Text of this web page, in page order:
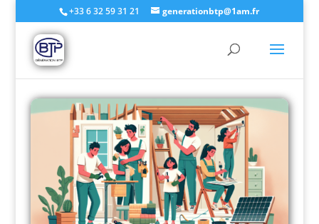
+33 6 32 59 31 21 generationbtp@1am.fr